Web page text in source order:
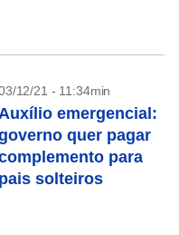
12/21 - 11:34min
emergencial:
quer pagar
para
pais solteiros